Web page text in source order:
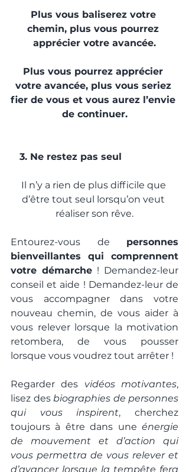
Plus vous baliserez votre
chemin, plus vous pourrez
apprécier votre avancée.
Plus vous pourrez apprécier
votre avancée, plus vous seriez
fier de vous et vous aurez l’envie
de continuer.
   3. Ne restez pas seul
Il n’y a rien de plus difficile que
d’être tout seul lorsqu’on veut
réaliser son rêve.
Entourez-vous de personnes
bienveillantes qui comprennent
votre démarche ! Demandez-leur
conseil et aide ! Demandez-leur de
vous accompagner dans votre
nouveau chemin, de vous aider à
vous relever lorsque la motivation
retombera, de vous pousser
lorsque vous voudrez tout arrêter !
Regarder des vidéos motivantes,
lisez des biographies de personnes
qui vous inspirent, cherchez
toujours à être dans une énergie
de mouvement et d’action qui
vous permettra de vous relever et
d’avancer lorsque la tempête fera